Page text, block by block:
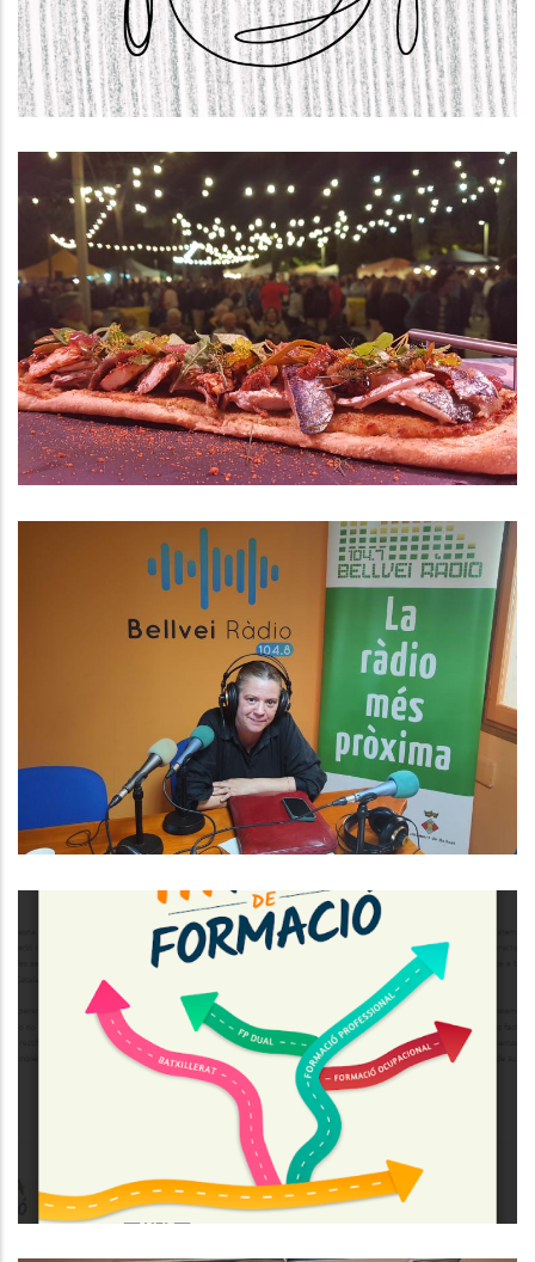
Educació,S. socials
El Consell Comarcal Del Baix
Penedès S’adhereix Als Plans
D’acció De Catalunya Regió
Mundial De La Gastronomia 2025
P. econòmica,Turisme
Baix Penedès Al Dia Amb La
Romina Puig.
Medi
TERCERA EDICIÓ DE LA FIRA DE
FORMACIÓ
Educació Joventut